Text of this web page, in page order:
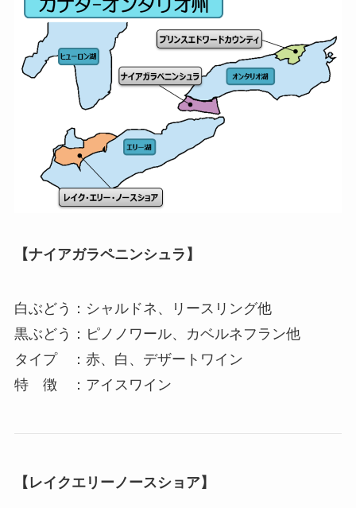
【ナイアガラペニンシュラ】
白ぶどう：シャルドネ、リースリング他
黒ぶどう：ピノノワール、カベルネフラン他
タイプ ：赤、白、デザートワイン
特 徴 ：アイスワイン
【レイクエリーノースショア】